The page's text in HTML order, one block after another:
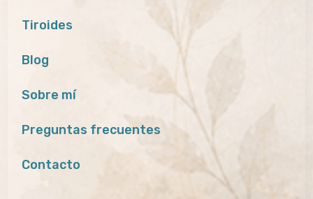
Tiroides
Blog
Sobre mí
Preguntas frecuentes
Contacto